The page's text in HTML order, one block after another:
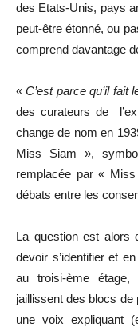
des Etats-Unis, pays
peut-être étonné, ou
comprend davantage
«C’est parce qu’il fait
des curateurs de
change de nom en
Miss Siam »,
remplacée par «
débats entre les
La question est alors
devoir s’identifier et
au troisi-ème
jaillissent des blocs de
une voix expliquant